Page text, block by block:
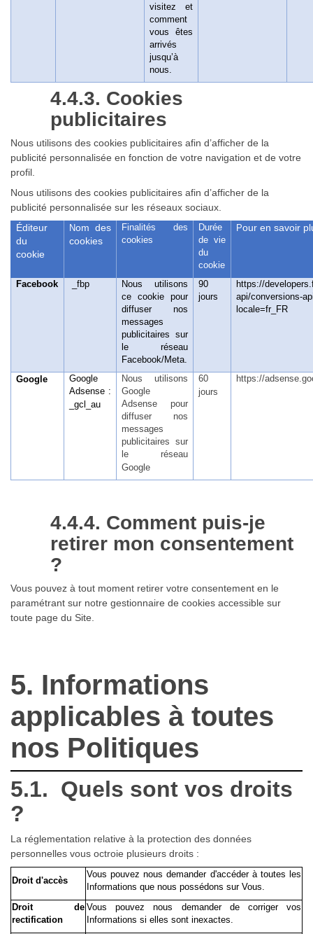
visitez et
comment
vous êtes
arrivés
jusqu’à
nous.
4.4.3. Cookies
publicitaires
Nous utilisons des cookies publicitaires afin d’afficher de la
publicité personnalisée en fonction de votre navigation et de votre
profil.
Nous utilisons des cookies publicitaires afin d’afficher de la
publicité personnalisée sur les réseaux sociaux.
Éditeur
du
cookie
Nom des
cookies
Finalités des
cookies
Durée
de vie
du
cookie
Pour en savoir
Facebook _fbp
Nous utilisons
ce cookie pour
diffuser nos
messages
publicitaires sur
le réseau
Facebook/Meta
90
jours
https://
api/conversions-
locale=fr_FR
Google
Google
Adsense :
_gcl_au
Nous utilisons
Google
Adsense pour
diffuser nos
messages
publicitaires sur
le réseau
Google
60
jours
https://
4.4.4. Comment puis-je
retirer mon consentement
?
Vous pouvez à tout moment retirer votre consentement en le
paramétrant sur notre gestionnaire de cookies accessible sur
toute page du Site.
5. Informations
applicables à toutes
nos Politiques
5.1. Quels sont vos droits
?
La réglementation relative à la protection des données
personnelles vous octroie plusieurs droits :
Droit d'accès
Vous pouvez nous demander d'accéder à toutes les
Informations que nous possédons sur Vous.
Droit de
rectification
Vous pouvez nous demander de corriger vos
Informations si elles sont inexactes.